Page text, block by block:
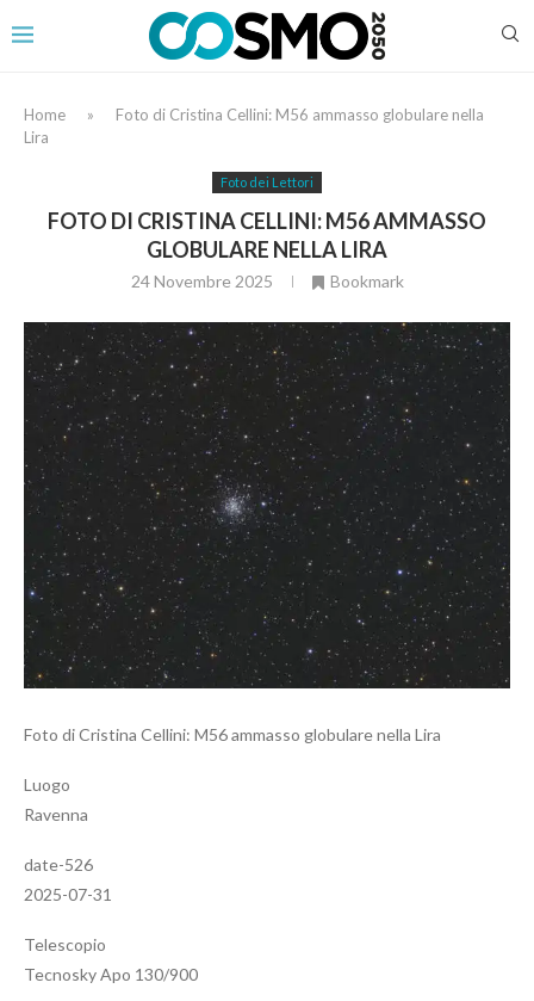
Home »
Foto di Cristina Cellini: M56 ammasso globulare nella
Lira
Foto dei Lettori
FOTO DI CRISTINA CELLINI: M56 AMMASSO
GLOBULARE NELLA LIRA
24 Novembre 2025 Bookmark
Foto di Cristina Cellini: M56 ammasso globulare nella Lira
Luogo
Ravenna
date-526
2025-07-31
Telescopio
Tecnosky Apo 130/900